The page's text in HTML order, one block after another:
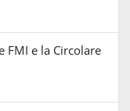
FMI e la Circolare